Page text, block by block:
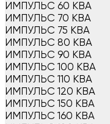
ИМПУЛЬС 60 КВА
ИМПУЛЬС 70 КВА
ИМПУЛЬС 75 КВА
ИМПУЛЬС 80 КВА
ИМПУЛЬС 90 КВА
ИМПУЛЬС 100 КВА
ИМПУЛЬС 110 КВА
ИМПУЛЬС 120 КВА
ИМПУЛЬС 150 КВА
ИМПУЛЬС 160 КВА